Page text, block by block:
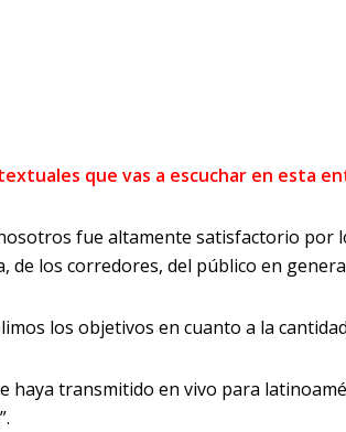
que vas a escuchar en esta
fue altamente satisfactorio por
de los corredores, del público en
los objetivos en cuanto a la
haya transmitido en vivo para